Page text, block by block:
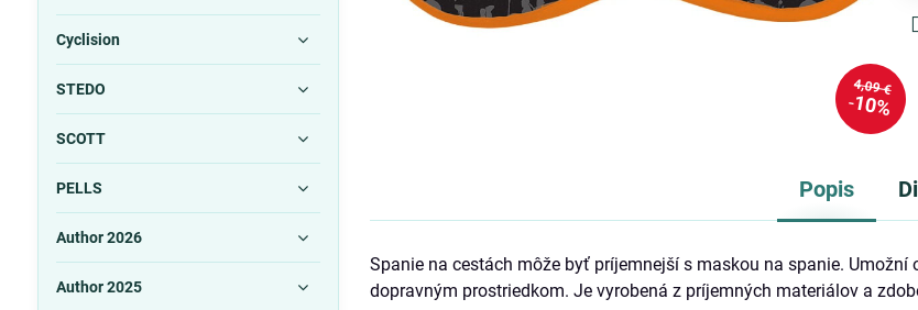
4,09 €
10%
Popis
Spanie na cestách môže byť príjemnejší s maskou na spanie.
dopravným prostriedkom. Je vyrobená z príjemných materiálov a
Cyclision
STEDO
SCOTT
PELLS
Author 2026
Author 2025